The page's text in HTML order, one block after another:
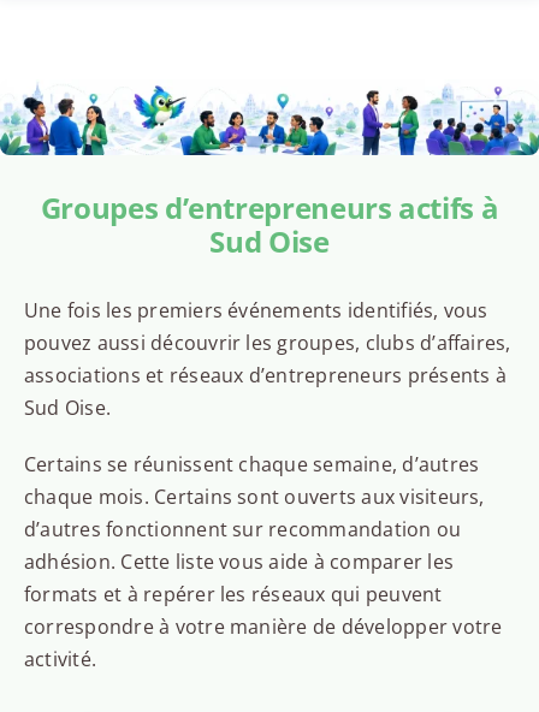
Groupes d’entrepreneurs actifs à
Sud Oise
Une fois les premiers événements identifiés, vous
pouvez aussi découvrir les groupes, clubs d’affaires,
associations et réseaux d’entrepreneurs présents à
Sud Oise.
Certains se réunissent chaque semaine, d’autres
chaque mois. Certains sont ouverts aux visiteurs,
d’autres fonctionnent sur recommandation ou
adhésion. Cette liste vous aide à comparer les
formats et à repérer les réseaux qui peuvent
correspondre à votre manière de développer votre
activité.